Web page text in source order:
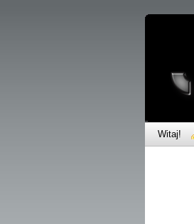
Witaj!